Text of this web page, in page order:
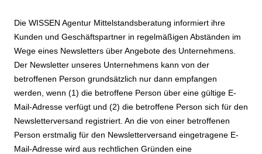
Die WISSEN Agentur Mittelstandsberatung informiert ihre
Kunden und Geschäftspartner in regelmäßigen Abständen im
Wege eines Newsletters über Angebote des Unternehmens.
Der Newsletter unseres Unternehmens kann von der
betroffenen Person grundsätzlich nur dann empfangen
werden, wenn (1) die betroffene Person über eine gültige E-
Mail-Adresse verfügt und (2) die betroffene Person sich für den
Newsletterversand registriert. An die von einer betroffenen
Person erstmalig für den Newsletterversand eingetragene E-
Mail-Adresse wird aus rechtlichen Gründen eine